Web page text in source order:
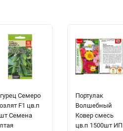
Семеро
F1 цв.п
Семена
Портулак
Волшебный
Ковер смесь
цв.п 1500шт ИП